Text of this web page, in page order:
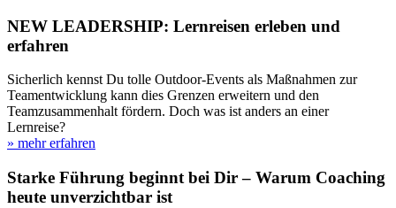
NEW LEADERSHIP: Lernreisen erleben und
erfahren
Sicherlich kennst Du tolle Outdoor-Events als Maßnahmen zur
Teamentwicklung kann dies Grenzen erweitern und den
Teamzusammenhalt fördern. Doch was ist anders an einer
Lernreise?
» mehr erfahren
Starke Führung beginnt bei Dir – Warum Coaching
heute unverzichtbar ist